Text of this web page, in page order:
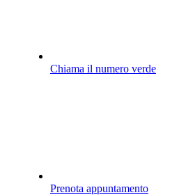
Chiama il numero verde
Prenota appuntamento